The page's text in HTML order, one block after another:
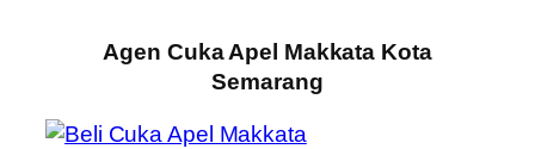
Agen Cuka Apel Makkata Kota
Semarang